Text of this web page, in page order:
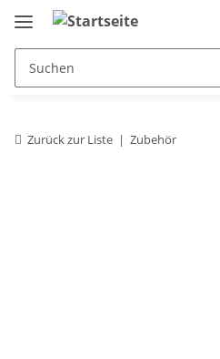
Zurück zur Liste Zubehör